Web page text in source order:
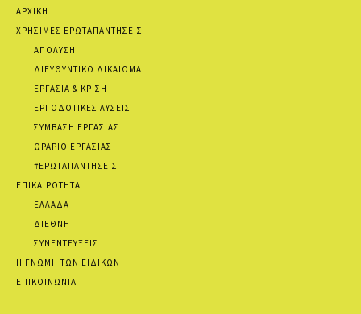
ΑΡΧΙΚΗ
ΧΡΗΣΙΜΕΣ ΕΡΩΤΑΠΑΝΤΗΣΕΙΣ
ΑΠΟΛΥΣΗ
ΔΙΕΥΘΥΝΤΙΚΟ ΔΙΚΑΙΩΜΑ
ΕΡΓΑΣΙΑ & ΚΡΙΣΗ
ΕΡΓΟΔΟΤΙΚΕΣ ΛΥΣΕΙΣ
ΣΥΜΒΑΣΗ ΕΡΓΑΣΙΑΣ
ΩΡΑΡΙΟ ΕΡΓΑΣΙΑΣ
#ΕΡΩΤΑΠΑΝΤΗΣΕΙΣ
ΕΠΙΚΑΙΡΟΤΗΤΑ
ΕΛΛΑΔΑ
ΔΙΕΘΝΗ
ΣΥΝΕΝΤΕΥΞΕΙΣ
Η ΓΝΩΜΗ ΤΩΝ ΕΙΔΙΚΩΝ
ΕΠΙΚΟΙΝΩΝΙΑ